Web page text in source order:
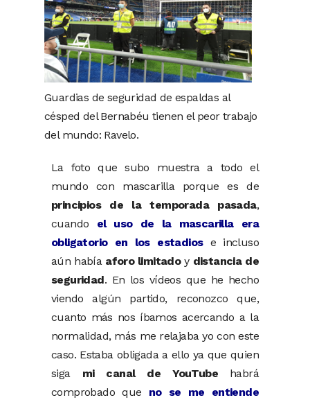
Guardias de seguridad de espaldas al
césped del Bernabéu tienen el peor trabajo
del mundo: Ravelo.
La foto que subo muestra a todo el
mundo con mascarilla porque es de
principios de la temporada pasada,
cuando el uso de la mascarilla era
obligatorio en los estadiose incluso
aún había aforo limitadoy distancia de
seguridad. En los vídeos que he hecho
viendo algún partido, reconozco que,
cuanto más nos íbamos acercando a la
normalidad, más me relajaba yo con este
caso. Estaba obligada a ello ya que quien
siga mi canal de YouTube habrá
comprobado que no se me entiende